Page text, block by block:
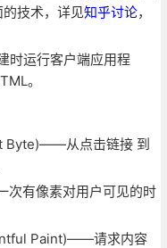
技术，详见知乎讨论，
时运行客户端应用程
。
Byte)——从点击链接 到
有像素对用户可见的时
Paint)——请求内容